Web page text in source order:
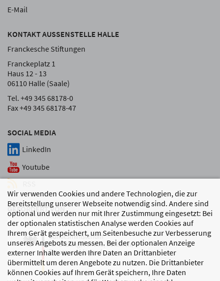
Wir verwenden Cookies und andere Technologien, die zur
Bereitstellung unserer Webseite notwendig sind. Andere sind
optional und werden nur mit Ihrer Zustimmung eingesetzt: Bei
der optionalen statistischen Analyse werden Cookies auf
Ihrem Gerät gespeichert, um Seitenbesuche zur Verbesserung
unseres Angebots zu messen. Bei der optionalen Anzeige
externer Inhalte werden Ihre Daten an Drittanbieter
übermittelt um deren Angebote zu nutzen. Die Drittanbieter
können Cookies auf Ihrem Gerät speichern, Ihre Daten
SOCIAL MEDIA
LinkedIn
Youtube
E-Mail
KONTAKT AUSSENSTELLE HALLE
Franckesche Stiftungen
Franckeplatz 1
Haus 12 - 13
06110 Halle (Saale)
Tel. +49 345 68178-0
Fax +49 345 68178-47
GEFÖRDERT VON